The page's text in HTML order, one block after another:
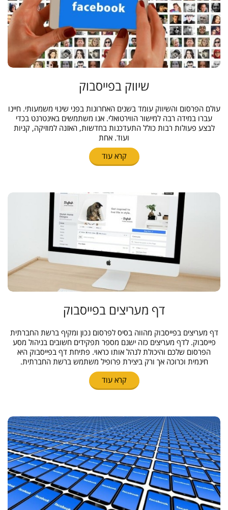
שיווק בפייסבוק
עולם הפרסום והשיווק עומד בשנים האחרונות בפני שינוי משמעותי. חיינו
עברו במידה רבה למישור הווירטואלי. אנו משתמשים באינטרנט בכדי
לבצע פעולות רבות כולל התעדכנות בחדשות, האזנה למוזיקה, קניות
ועוד. אחת
קרא עוד
דף מעריצים בפייסבוק
דף מעריצים בפייסבוק מהווה בסיס לפרסום נכון ומקיף ברשת החברתית
פייסבוק. לדף מעריצים כזה ישנם מספר תפקידים חשובים בניהול מסע
הפרסום שלכם והיכולת לנהל אותו כראוי. פתיחת דף בפייסבוק היא
חינמית וכרוכה אך ורק ביצירת פרופיל משתמש ברשת החברתית.
קרא עוד